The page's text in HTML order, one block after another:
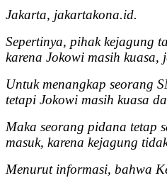
Jakarta, jakartakona.id.
Sepertinya, pihak kejagung
karena Jokowi masih
Untuk menangkap seorang
tetapi Jokowi masih kuasa
Maka seorang pidana tetap
masuk, karena kejagung
Menurut informasi, bahwa